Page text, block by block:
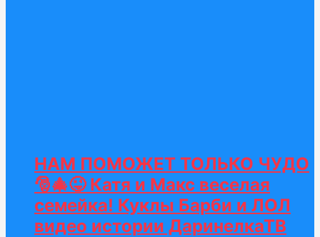
НАМ ПОМОЖЕТ ТОЛЬКО ЧУДО
🎅🎄😜 Катя и Макс веселая
семейка! Куклы Барби и ЛОЛ
видео истории ДаринелкаТВ